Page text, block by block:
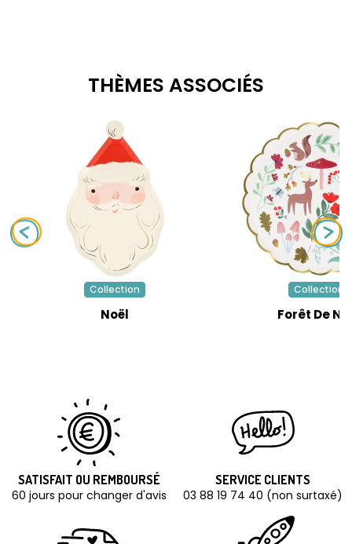
THÈMES ASSOCIÉS
Collection
Noël
Collection
Forêt De
SATISFAIT OU REMBOURSÉ
60 jours pour changer d'avis
SERVICE CLIENTS
03 88 19 74 40 (non surtaxé)